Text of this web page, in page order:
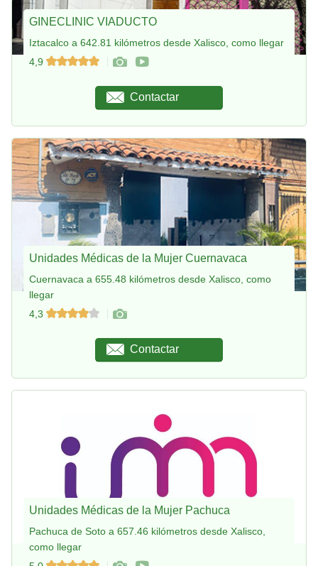
GINECLINIC VIADUCTO
Iztacalco a 642.81 kilómetros desde Xalisco, como llegar
4,9
Contactar
Unidades Médicas de la Mujer Cuernavaca
Cuernavaca a 655.48 kilómetros desde Xalisco, como
llegar
4,3
Contactar
Unidades Médicas de la Mujer Pachuca
Pachuca de Soto a 657.46 kilómetros desde Xalisco,
como llegar